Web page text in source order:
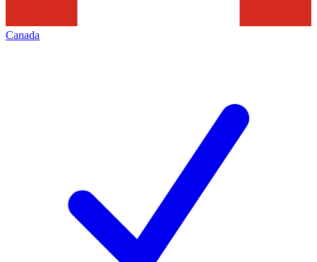
Canada